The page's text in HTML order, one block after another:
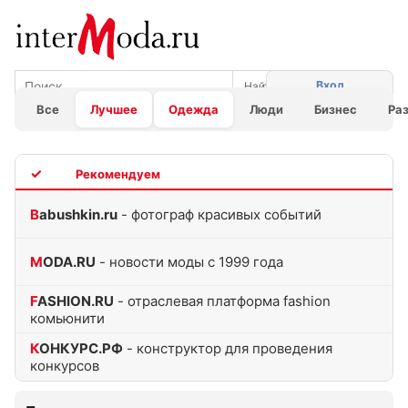
Все Лучшее Одежда Люди Бизнес
Вход
Babushkin.ru - фотограф красивых событий
MODA.RU - новости моды с 1999 года
FASHION.RU - отраслевая платформа fashion
комьюнити
КОНКУРС.РФ - конструктор для проведения
конкурсов